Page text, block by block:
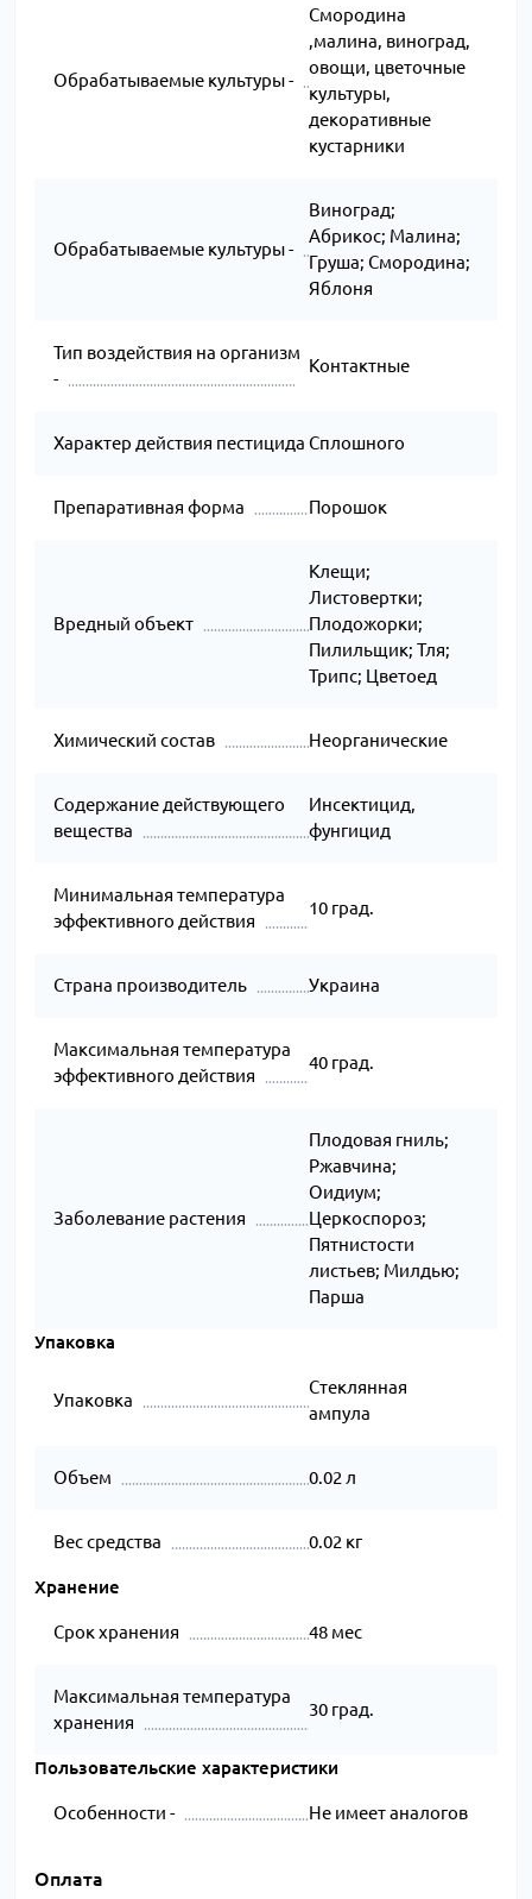
Обрабатываемые культуры -
Смородина
,малина, виноград,
овощи, цветочные
культуры,
декоративные
кустарники
Обрабатываемые культуры -
Виноград;
Абрикос; Малина;
Груша; Смородина;
Яблоня
Тип воздействия на организм
-
Контактные
Характер действия пестицида Сплошного
Препаративная форма Порошок
Вредный объект
Клещи;
Листовертки;
Плодожорки;
Пилильщик; Тля;
Трипс; Цветоед
Химический состав Неорганические
Содержание действующего
вещества
Инсектицид,
фунгицид
Минимальная температура
эффективного действия
10 град.
Страна производитель Украина
Максимальная температура
эффективного действия
40 град.
Заболевание растения
Плодовая гниль;
Ржавчина;
Оидиум;
Церкоспороз;
Пятнистости
листьев; Милдью;
Парша
Упаковка
Упаковка
Стеклянная
ампула
Объем 0.02 л
Вес средства 0.02 кг
Хранение
Срок хранения 48 мес
Максимальная температура
хранения
30 град.
Пользовательские характеристики
Особенности - Не имеет аналогов
Оплата